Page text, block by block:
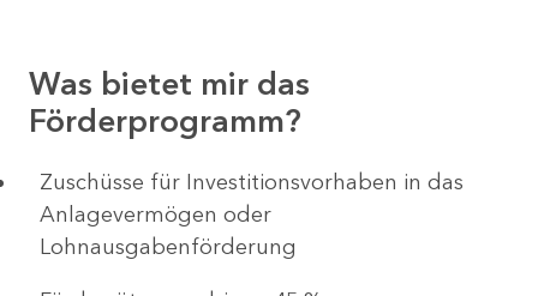
Was bietet mir das
Förderprogramm?
​​​​​​Zuschüsse für Investitionsvorhaben in das
Anlagevermögen oder
Lohnausgabenförderung